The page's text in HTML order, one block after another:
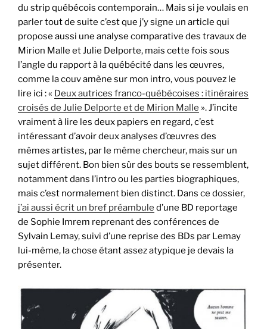
du strip québécois contemporain… Mais si je voulais en
parler tout de suite c’est que j’y signe un article qui
propose aussi une analyse comparative des travaux de
Mirion Malle et Julie Delporte, mais cette fois sous
l’angle du rapport à la québécité dans les œuvres,
comme la couv amène sur mon intro, vous pouvez le
lire ici : « Deux autrices franco-québécoises : itinéraires
croisés de Julie Delporte et de Mirion Malle ». J’incite
vraiment à lire les deux papiers en regard, c’est
intéressant d’avoir deux analyses d’œuvres des
mêmes artistes, par le même chercheur, mais sur un
sujet différent. Bon bien sûr des bouts se ressemblent,
notamment dans l’intro ou les parties biographiques,
mais c’est normalement bien distinct. Dans ce dossier,
j’ai aussi écrit un bref préambule d’une BD reportage
de Sophie Imrem reprenant des conférences de
Sylvain Lemay, suivi d’une reprise des BDs par Lemay
lui-même, la chose étant assez atypique je devais la
présenter.